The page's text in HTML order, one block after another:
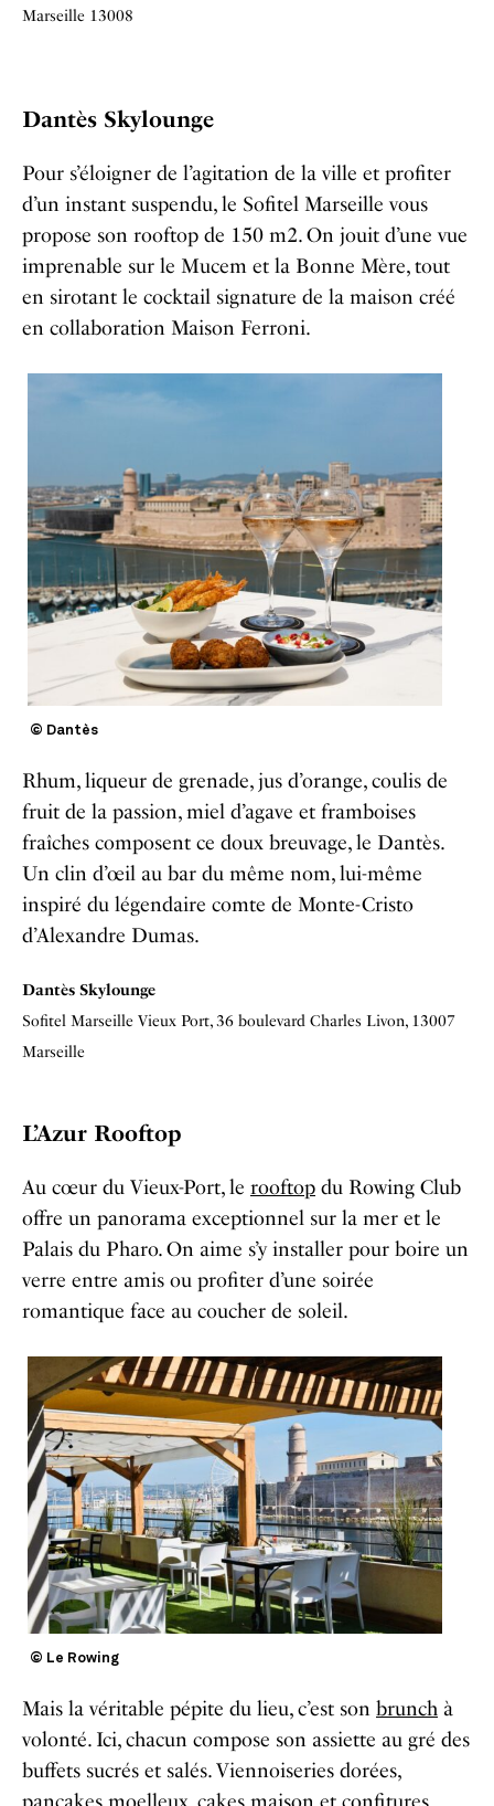
Marseille 13008
Dantès Skylounge
Pour s’éloigner de l’agitation de la ville et profiter
d’un instant suspendu, le Sofitel Marseille vous
propose son rooftop de 150 m2. On jouit d’une vue
imprenable sur le Mucem et la Bonne Mère, tout
en sirotant le cocktail signature de la maison créé
en collaboration Maison Ferroni.
© Dantès
Rhum, liqueur de grenade, jus d’orange, coulis de
fruit de la passion, miel d’agave et framboises
fraîches composent ce doux breuvage, le Dantès.
Un clin d’œil au bar du même nom, lui-même
inspiré du légendaire comte de Monte-Cristo
d’Alexandre Dumas.
Dantès Skylounge
Sofitel Marseille Vieux Port,36 boulevard Charles Livon, 13007
Marseille
L’Azur Rooftop
Au cœur du Vieux-Port, le rooftop du Rowing Club
offre un panorama exceptionnel sur la mer et le
Palais du Pharo. On aime s’y installer pour boire un
verre entre amis ou profiter d’une soirée
romantique face au coucher de soleil.
© Le Rowing
Mais la véritable pépite du lieu, c’est son brunch à
volonté. Ici, chacun compose son assiette au gré des
buffets sucrés et salés. Viennoiseries dorées,
pancakes moelleux, cakes maison et confitures